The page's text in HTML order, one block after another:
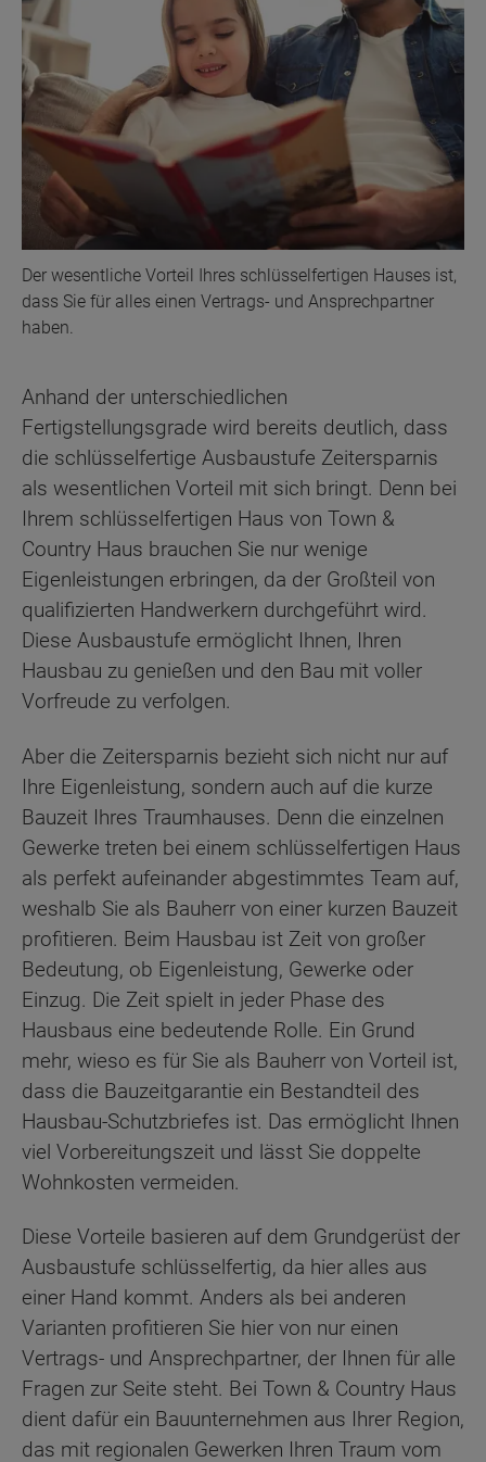
Der wesentliche Vorteil Ihres schlüsselfertigen Hauses ist,
dass Sie für alles einen Vertrags- und Ansprechpartner
haben.
Anhand der unterschiedlichen
Fertigstellungsgrade wird bereits deutlich, dass
die schlüsselfertige Ausbaustufe Zeitersparnis
als wesentlichen Vorteil mit sich bringt. Denn bei
Ihrem schlüsselfertigen Haus von Town &
Country Haus brauchen Sie nur wenige
Eigenleistungen erbringen, da der Großteil von
qualifizierten Handwerkern durchgeführt wird.
Diese Ausbaustufe ermöglicht Ihnen, Ihren
Hausbau zu genießen und den Bau mit voller
Vorfreude zu verfolgen.
Aber die Zeitersparnis bezieht sich nicht nur auf
Ihre Eigenleistung, sondern auch auf die kurze
Bauzeit Ihres Traumhauses. Denn die einzelnen
Gewerke treten bei einem schlüsselfertigen Haus
als perfekt aufeinander abgestimmtes Team auf,
weshalb Sie als Bauherr von einer kurzen Bauzeit
profitieren. Beim Hausbau ist Zeit von großer
Bedeutung, ob Eigenleistung, Gewerke oder
Einzug. Die Zeit spielt in jeder Phase des
Hausbaus eine bedeutende Rolle. Ein Grund
mehr, wieso es für Sie als Bauherr von Vorteil ist,
dass die Bauzeitgarantie ein Bestandteil des
Hausbau-Schutzbriefes ist. Das ermöglicht Ihnen
viel Vorbereitungszeit und lässt Sie doppelte
Wohnkosten vermeiden.
Diese Vorteile basieren auf dem Grundgerüst der
Ausbaustufe schlüsselfertig, da hier alles aus
einer Hand kommt. Anders als bei anderen
Varianten profitieren Sie hier von nur einen
Vertrags- und Ansprechpartner, der Ihnen für alle
Fragen zur Seite steht. Bei Town & Country Haus
dient dafür ein Bauunternehmen aus Ihrer Region,
das mit regionalen Gewerken Ihren Traum vom